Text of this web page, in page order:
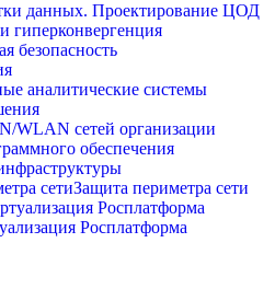
данных. Проектирование ЦОД
гиперконвергенция
безопасность
аналитические системы
WLAN сетей организации
обеспечения
Защита периметра сети
Росплатформа